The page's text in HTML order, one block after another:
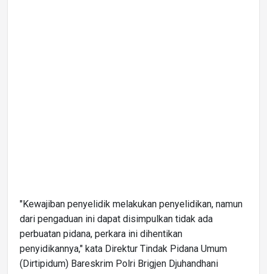
"Kewajiban penyelidik melakukan penyelidikan, namun
dari pengaduan ini dapat disimpulkan tidak ada
perbuatan pidana, perkara ini dihentikan
penyidikannya," kata Direktur Tindak Pidana Umum
(Dirtipidum) Bareskrim Polri Brigjen Djuhandhani